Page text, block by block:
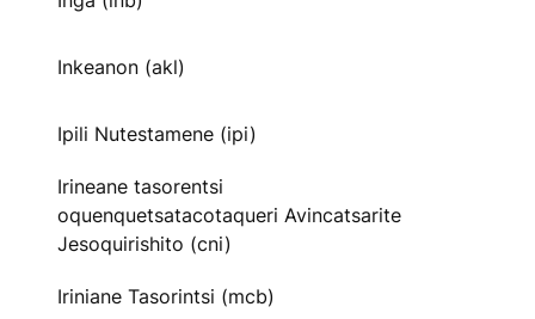
Inkeanon (akl)
Ipili Nutestamene (ipi)
Irineane tasorentsi
oquenquetsatacotaqueri Avincatsarite
Jesoquirishito (cni)
Iriniane Tasorintsi (mcb)